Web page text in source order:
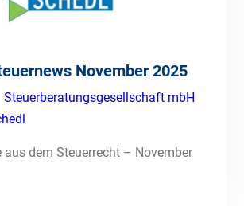
November 2025
Steuerberatungsgesellschaft mbH
aus dem Steuerrecht – November